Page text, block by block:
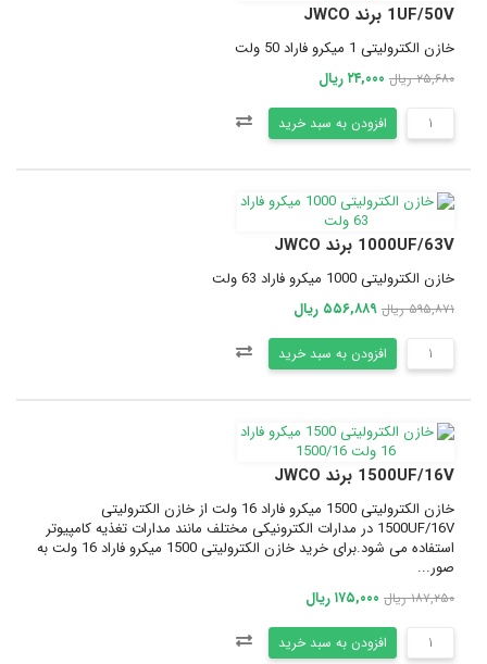
1UF/50V برند JWCO
خازن الکترولیتی 1 میکرو فاراد 50 ولت
۲۵,۶۸۰ ریال ۲۴,۰۰۰ ریال
افزودن به سبد خرید
1000UF/63V برند JWCO
خازن الکترولیتی 1000 میکرو فاراد 63 ولت
۵۹۵,۸۷۱ ریال ۵۵۶,۸۸۹ ریال
افزودن به سبد خرید
1500UF/16V برند JWCO
خازن الکترولیتی 1500 میکرو فاراد 16 ولت از خازن الکترولیتی
1500UF/16V در مدارات الکترونیکی مختلف مانند مدارات تغذیه کامپیوتر
استفاده می شود.برای خرید خازن الکترولیتی 1500 میکرو فاراد 16 ولت به
صور...
۱۸۷,۲۵۰ ریال ۱۷۵,۰۰۰ ریال
افزودن به سبد خرید